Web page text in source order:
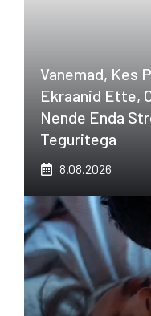
Vanemad, Kes
Ekraanid Ette,
Nende Enda
Teguritega
8.08.2026